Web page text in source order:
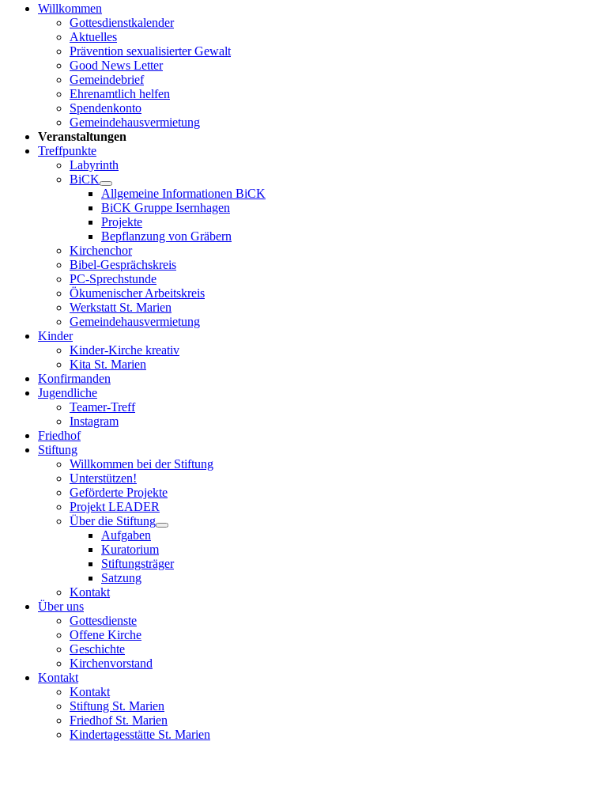
Willkommen
Gottesdienstkalender
Aktuelles
Prävention sexualisierter Gewalt
Good News Letter
Gemeindebrief
Ehrenamtlich helfen
Spendenkonto
Gemeindehausvermietung
Veranstaltungen
Treffpunkte
Labyrinth
BiCK
Allgemeine Informationen BiCK
BiCK Gruppe Isernhagen
Projekte
Bepflanzung von Gräbern
Kirchenchor
Bibel-Gesprächskreis
PC-Sprechstunde
Ökumenischer Arbeitskreis
Werkstatt St. Marien
Gemeindehausvermietung
Kinder
Kinder-Kirche kreativ
Kita St. Marien
Konfirmanden
Jugendliche
Teamer-Treff
Instagram
Friedhof
Stiftung
Willkommen bei der Stiftung
Unterstützen!
Geförderte Projekte
Projekt LEADER
Über die Stiftung
Aufgaben
Kuratorium
Stiftungsträger
Satzung
Kontakt
Über uns
Gottesdienste
Offene Kirche
Geschichte
Kirchenvorstand
Kontakt
Kontakt
Stiftung St. Marien
Friedhof St. Marien
Kindertagesstätte St. Marien